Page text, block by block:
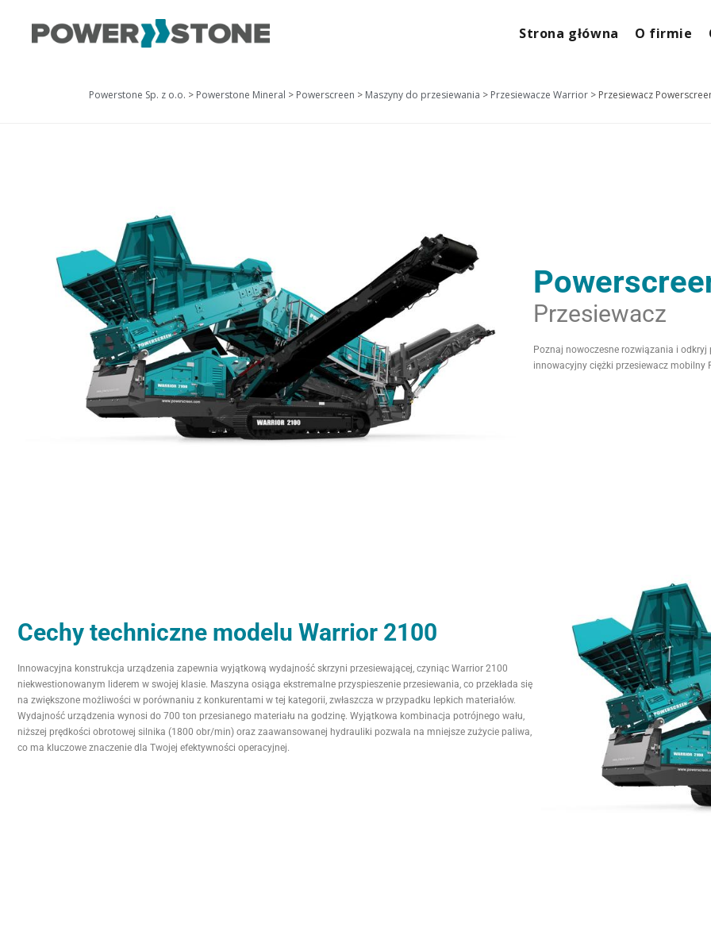
Strona główna O firmie
Powerstone Sp. z o.o. > Powerstone Mineral > Powerscreen > Maszyny do przesiewania > Przesiewacze Warrior > Przesiewacz
Przesiewacz
Poznaj nowoczesne rozwiązania i
innowacyjny ciężki przesiewacz mobilny
Cechy techniczne modelu Warrior 2100
Innowacyjna konstrukcja urządzenia zapewnia wyjątkową wydajność skrzyni przesiewającej, czyniąc Warrior 2100
niekwestionowanym liderem w swojej klasie. Maszyna osiąga ekstremalne przyspieszenie przesiewania, co przekłada się
na zwiększone możliwości w porównaniu z konkurentami w tej kategorii, zwłaszcza w przypadku lepkich materiałów.
Wydajność urządzenia wynosi do 700 ton przesianego materiału na godzinę. Wyjątkowa kombinacja potrójnego wału,
niższej prędkości obrotowej silnika (1800 obr/min) oraz zaawansowanej hydrauliki pozwala na mniejsze zużycie paliwa,
co ma kluczowe znaczenie dla Twojej efektywności operacyjnej.